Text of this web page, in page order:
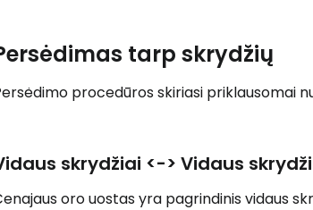
tarp skrydžių
procedūros skiriasi priklausomai
skrydžiai <-> Vidaus
oro uostas yra pagrindinis vidaus